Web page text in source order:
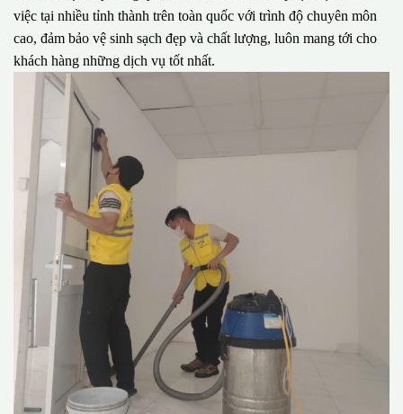
việc tại nhiều tỉnh thành trên toàn quốc với trình độ chuyên môn
cao, đảm bảo vệ sinh sạch đẹp và chất lượng, luôn mang tới cho
khách hàng những dịch vụ tốt nhất.